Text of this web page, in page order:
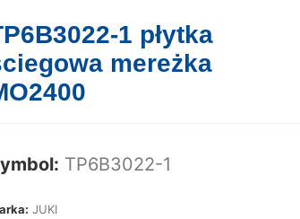
1 płytka
mereżka
TP6B3022-1
JUKI